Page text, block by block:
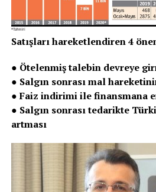
Satışları hareketlendiren 4
● Ötelenmiş talebin devreye
● Salgın sonrası mal
● Faiz indirimi ile finansmana
● Salgın sonrası tedarikte
artması